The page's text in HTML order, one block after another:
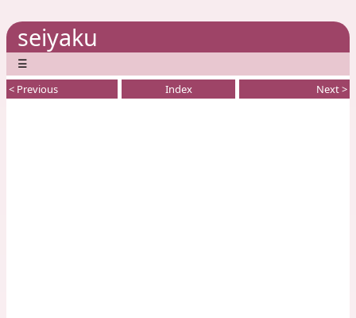
seiyaku
☰
< Previous Index Next >